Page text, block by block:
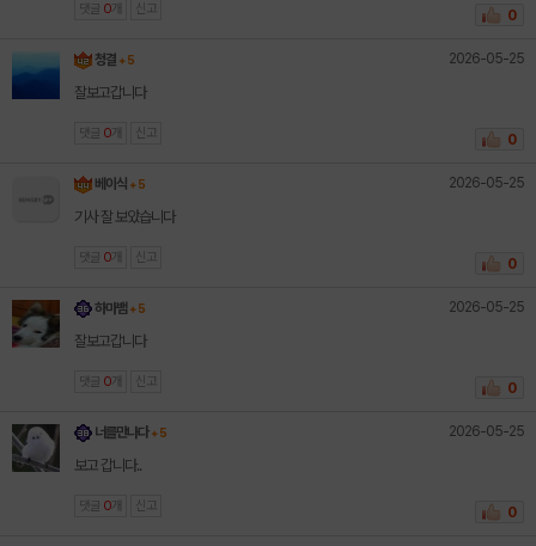
댓글 0 개 신고 0
청결 + 5 2026-05-25
잘보고갑니다
댓글 0 개 신고 0
베이식 + 5 2026-05-25
기사 잘 보았습니다
댓글 0 개 신고 0
하마뱀 + 5 2026-05-25
잘보고갑니다
댓글 0 개 신고 0
너를만나다 + 5 2026-05-25
보고 갑니다..
댓글 0 개 신고 0